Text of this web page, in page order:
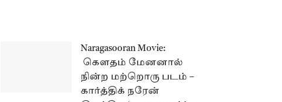
Naragasooran Movie:
கௌதம் மேனனால்
நின்ற மற்றொரு படம் –
கார்த்திக் நரேன்